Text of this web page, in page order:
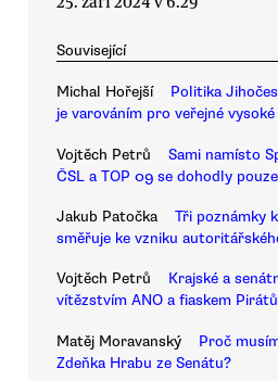
Související
Michal Hořejší
Politika
je varováním pro veřejné
Vojtěch Petrů
Sami namísto
ČSL a TOP 09 se dohodly
Jakub Patočka
Tři poznámky
směřuje ke vzniku
Vojtěch Petrů
Krajské a
vítězstvím ANO a fiaskem Pirátů
Matěj Moravanský
Proč
Zdeňka Hrabu ze Senátu?